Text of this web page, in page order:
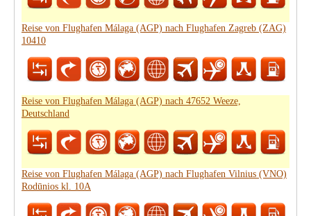
Reise von Flughafen Málaga (AGP) nach Flughafen Zagreb (ZAG)
10410
Reise von Flughafen Málaga (AGP) nach 47652 Weeze,
Deutschland
Reise von Flughafen Málaga (AGP) nach Flughafen Vilnius (VNO)
Rodūnios kl. 10A